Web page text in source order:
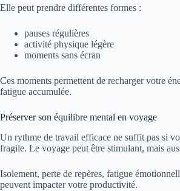
Elle peut prendre différentes formes :
pauses régulières
activité physique légère
moments sans écran
Ces moments permettent de recharger votre
fatigue accumulée.
Préserver son équilibre mental en voyage
Un rythme de travail efficace ne suffit pas si
fragile. Le voyage peut être stimulant, mais
Isolement, perte de repères, fatigue
peuvent impacter votre productivité.